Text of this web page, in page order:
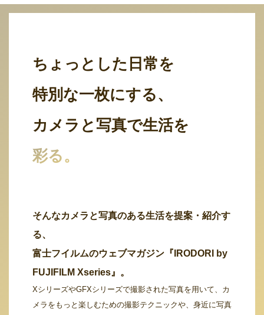
ちょっとした日常を
特別な一枚にする、
カメラと写真で生活を
彩る。
そんなカメラと写真のある生活を提案・紹介す
る、
富士フイルムのウェブマガジン『IRODORI by
FUJIFILM Xseries』。
XシリーズやGFXシリーズで撮影された写真を用いて、カ
メラをもっと楽しむための撮影テクニックや、身近に写真